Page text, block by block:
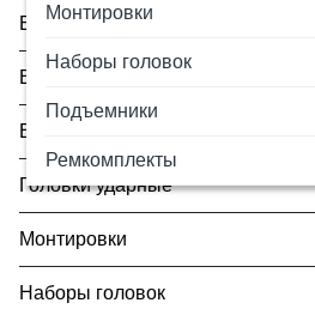
Монтировки
Наборы головок
Подъемники
Ремкомплекты
Борторасширители
Все товары
Вулканизаторы
Головки ударные
Монтировки
Наборы головок